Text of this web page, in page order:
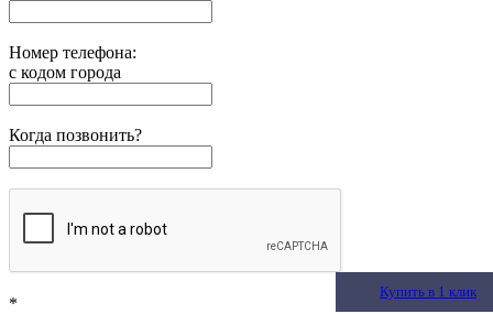
Купить в 1 клик
Купить в 1 клик
Купить в 1 клик
Номер телефона:
с кодом города
Когда позвонить?
*